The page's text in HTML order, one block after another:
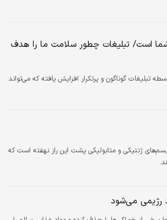
است/ تبلیغات چطور سلامت ما را هدف
تبلیغات گوناگون و پرتکرار افزایش یافته که می‌تواند
ژنتیکی و متابولیکی پشت این راز نهفته است که